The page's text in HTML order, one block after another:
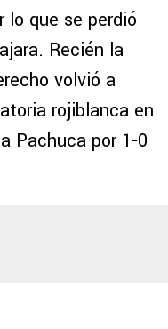
lo que se perdió
Recién la
volvió a
rojiblanca en
Pachuca por 1-0